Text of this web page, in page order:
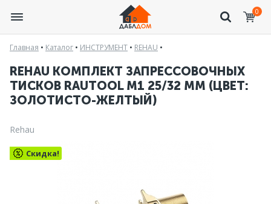
0
Главная • Каталог • ИНСТРУМЕНТ • REHAU •
REHAU КОМПЛЕКТ ЗАПРЕССОВОЧНЫХ
ТИСКОВ RAUTOOL М1 25/32 ММ (ЦВЕТ:
ЗОЛОТИСТО-ЖЕЛТЫЙ)
Rehau
Скидка!